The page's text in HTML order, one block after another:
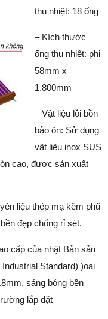
thu nhiệt: 18 ống
– Kích thước
ống thu nhiệt: phi
58mm x
1.800mm
– Vật liệu lỗi bồn
bảo ôn: Sử dụng
vật liệu inox SUS
cao, được sản xuất
liệu thép mạ kẽm phũ
đẹp chống rỉ sét.
cấp của nhật Bản sản
Standard) )oại
sáng bóng bền
lắp đặt